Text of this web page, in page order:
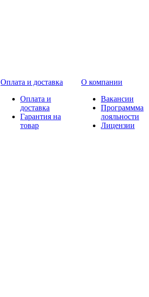
Оплата и доставка
Оплата и
доставка
Гарантия на
товар
О компании
Вакансии
Программма
лояльности
Лицензии